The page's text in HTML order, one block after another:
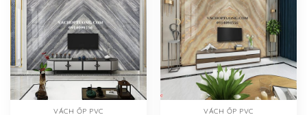
VÁCH ỐP PVC VÁCH ỐP PVC